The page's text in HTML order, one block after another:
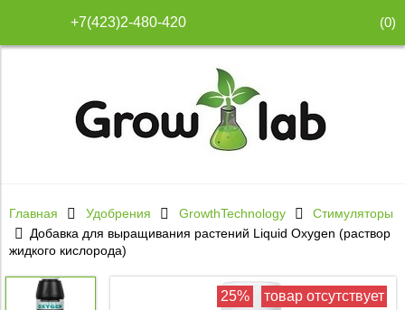
+7(423)2-480-420 (0)
Главная Удобрения GrowthTechnology
Стимуляторы
Добавка для выращивания растений Liquid Oxygen (раствор
жидкого кислорода)
25% товар отсутствует